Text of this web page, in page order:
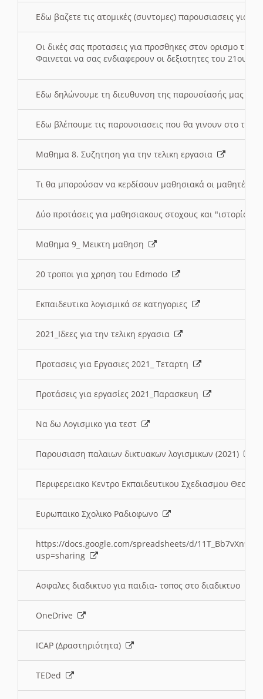
Εδω βαζετε τις ατομικές (συντομες) παρουσιασεις για
Οι δικές σας προτασεις για προσθηκες στον ορισμο
Φαινεται να σας ενδιαφερουν οι δεξιοτητες του 21ου
Εδω δηλώνουμε τη διευθυνση της παρουσίασής μας
Εδω βλέπουμε τις παρουσιασεις που θα γινουν στο
Μαθημα 8. Συζητηση για την τελικη εργασια
Τι θα μπορούσαν να κερδίσουν μαθησιακά οι μαθητές/
Δύο προτάσεις για μαθησιακους στοχους και "ιστορία"
Μαθημα 9_ Μεικτη μαθηση
20 τροποι για χρηση του Edmodo
Εκπαιδευτικα λογισμικά σε κατηγοριες
2021_Ιδεες για την τελικη εργασια
Προτασεις για Εργασιες 2021_ Τεταρτη
Προτάσεις για εργασίες 2021_Παρασκευη
Να δω Λογισμικο για τεστ
Παρουσιαση παλαιων δικτυακων λογισμικων (2021)
Περιφερειακο Κεντρο Εκπαιδευτικου Σχεδιασμου
Ευρωπαικο Σχολικο Ραδιοφωνο
https://docs.google.com/spreadsheets/d/
usp=sharing
Ασφαλες διαδικτυο για παιδια- τοπος στο διαδικτυο
OneDrive
ICAP (Δραστηριότητα)
TEDed